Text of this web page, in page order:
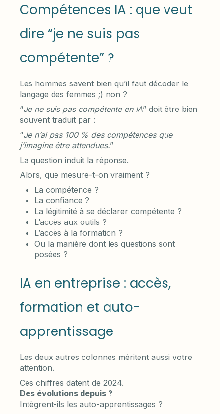
Compétences IA : que veut
dire “je ne suis pas
compétente” ?
Les hommes savent bien qu’il faut décoder le
langage des femmes ;) non ?
“Je ne suis pas compétente en IA” doit être bien
souvent traduit par :
“Je n’ai pas 100 % des compétences que
j’imagine être attendues.”
La question induit la réponse.
Alors, que mesure-t-on vraiment ?
La compétence ?
La confiance ?
La légitimité à se déclarer compétente ?
L’accès aux outils ?
L’accès à la formation ?
Ou la manière dont les questions sont
posées ?
IA en entreprise : accès,
formation et auto-
apprentissage
Les deux autres colonnes méritent aussi votre
attention.
Ces chiffres datent de 2024.
Des évolutions depuis ?
Intègrent-ils les auto-apprentissages ?